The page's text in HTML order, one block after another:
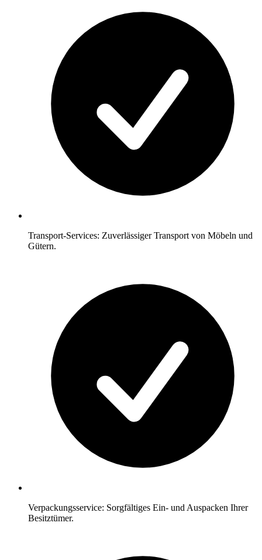
Transport-Services: Zuverlässiger Transport von Möbeln und
Gütern.
Verpackungsservice: Sorgfältiges Ein- und Auspacken Ihrer
Besitztümer.